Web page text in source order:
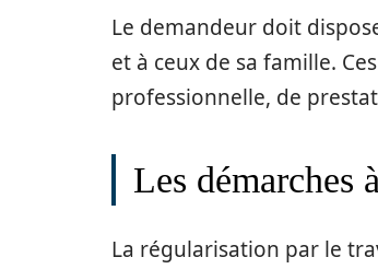
Le demandeur doit
et à ceux de sa famille.
professionnelle, de
Les démarches
La régularisation par le